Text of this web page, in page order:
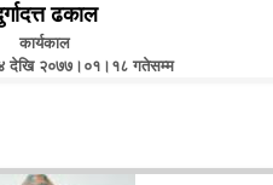
ढकाल
कार्यकाल
देखि २०७७।०१।१८ गतेसम्म